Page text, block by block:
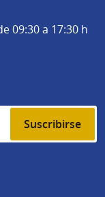
09:30 a 17:30 h
Suscribirse